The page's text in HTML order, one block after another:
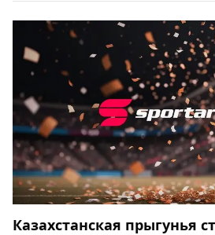
Казахстанская прыгунья